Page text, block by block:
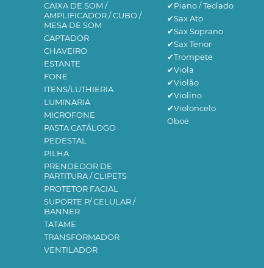
CAIXA DE SOM /
AMPLIFICADOR / CUBO /
MESA DE SOM
CAPTADOR
CHAVEIRO
ESTANTE
FONE
ITENS/LUTHIERIA
LUMINARIA
MICROFONE
PASTA CATÁLOGO
PEDESTAL
PILHA
PRENDEDOR DE
PARTITURA / CLIPETS
PROTETOR FACIAL
SUPORTE P/ CELULAR /
BANNER
TATAME
TRANSFORMADOR
VENTILADOR
✔Piano / Teclado
✔Sax Ato
✔Sax Soprano
✔Sax Tenor
✔Trompete
✔Viola
✔Violão
✔Violino
✔Violoncelo
Oboé